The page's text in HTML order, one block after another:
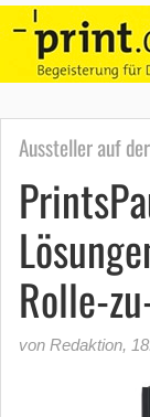
Aussteller auf
Rolle-
von Redaktion,